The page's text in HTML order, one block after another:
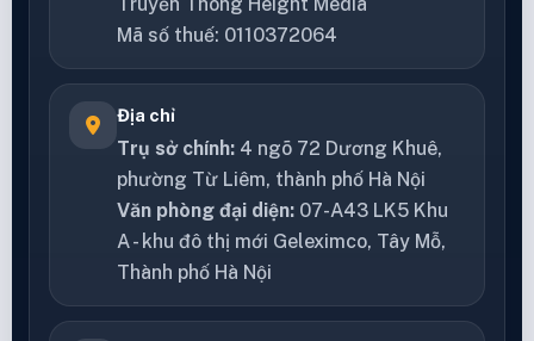
Mã số thuế: 0110372064
Địa chỉ
Trụ sở chính: 4 ngõ 72 Dương Khuê,
phường Từ Liêm, thành phố Hà Nội
Văn phòng đại diện: 07-A43 LK5 Khu
A - khu đô thị mới Geleximco, Tây Mỗ,
Thành phố Hà Nội